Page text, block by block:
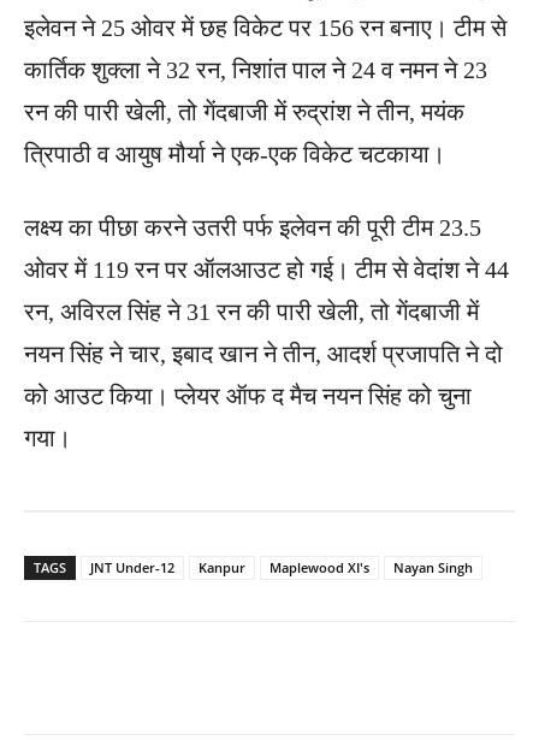
इलेवन ने 25 ओवर में छह विकेट पर 156 रन बनाए। टीम से
कार्तिक शुक्ला ने 32 रन, निशांत पाल ने 24 व नमन ने 23
रन की पारी खेली, तो गेंदबाजी में रुद्रांश ने तीन, मयंक
त्रिपाठी व आयुष मौर्या ने एक-एक विकेट चटकाया।
लक्ष्य का पीछा करने उतरी पर्फ इलेवन की पूरी टीम 23.5
ओवर में 119 रन पर ऑलआउट हो गई। टीम से वेदांश ने 44
रन, अविरल सिंह ने 31 रन की पारी खेली, तो गेंदबाजी में
नयन सिंह ने चार, इबाद खान ने तीन, आदर्श प्रजापति ने दो
को आउट किया। प्लेयर ऑफ द मैच नयन सिंह को चुना
गया।
TAGS JNT Under-12 Kanpur Maplewood XI's Nayan Singh